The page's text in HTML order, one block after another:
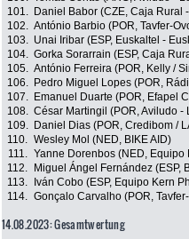
101.
Daniel Babor (CZE, Caja Rural
102. António Barbio (POR, Tavfer-
103. Unai Iribar (ESP, Euskaltel -
104. Gorka Sorarrain (ESP, Caja
105. António Ferreira (POR, Kelly /
106.
Pedro Miguel Lopes (POR,
107.
Emanuel Duarte (POR, Efapel
108. César Martingil (POR, Aviludo
109.
Daniel Dias (POR, Credibom /
110. Wesley Mol (NED, BIKE AID)
111. Yanne Dorenbos (NED, Equipo
112.
Miguel Ángel Fernández (ESP,
113.
Iván Cobo (ESP, Equipo Kern
114. Gonçalo Carvalho (POR,
14.08.2023: Gesamtwertung